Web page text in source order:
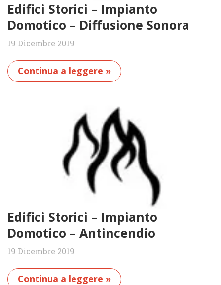
Edifici Storici – Impianto
Domotico – Diffusione Sonora
19 Dicembre 2019
Continua a leggere »
Edifici Storici – Impianto
Domotico – Antincendio
19 Dicembre 2019
Continua a leggere »